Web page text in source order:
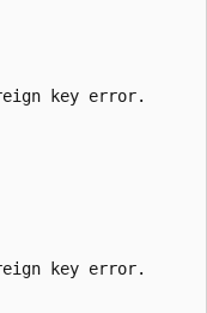
key error.
key error.